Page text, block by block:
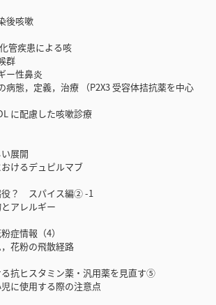
後咳嗽
管疾患による咳
群
ー性鼻炎
態，定義，治療 （P2X3 受容体拮抗薬を中心
に配慮した咳嗽診療
い展開
けるデュピルマブ
役？ スパイス編② -1
アレルギー
症情報（4）
花粉の飛散経路
抗ヒスタミン薬・汎用薬を見直す⑤
に使用する際の注意点